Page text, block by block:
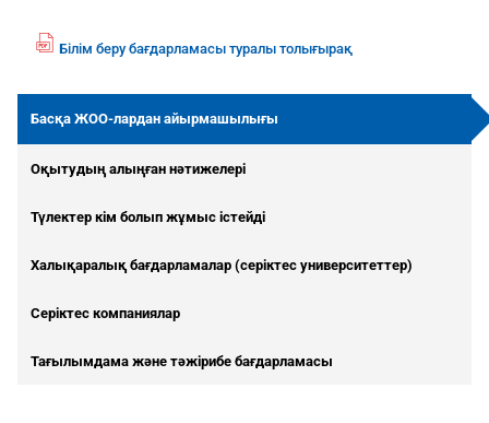
p
df
ic
o
Білім беру бағдарламасы туралы толығырақ
Басқа ЖОО-лардан айырмашылығы
Оқытудың алыңған нәтижелері
Түлектер кім болып жұмыс істейді
Халықаралық бағдарламалар (серіктес университеттер)
Серіктес компаниялар
Тағылымдама және тәжірибе бағдарламасы